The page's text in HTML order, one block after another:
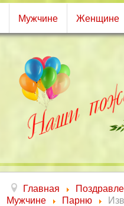
Мужчине Женщине
Главная
Мужчине
Парню